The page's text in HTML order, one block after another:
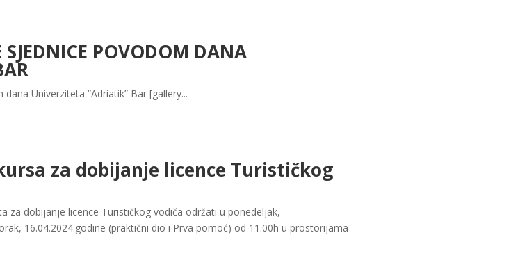
SJEDNICE POVODOM DANA
Univerziteta “Adriatik” Bar [gallery...
za dobijanje licence Turističkog
za dobijanje licence Turističkog vodiča održati u ponedeljak,
16.04.2024.godine (praktični dio i Prva pomoć) od 11.00h u prostorijama